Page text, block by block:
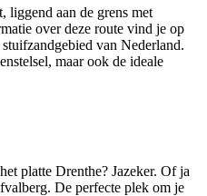
liggend aan de grens met
over deze route vind je op
van Nederland.
maar ook de ideale
platte Drenthe? Jazeker. Of ja
De perfecte plek om je